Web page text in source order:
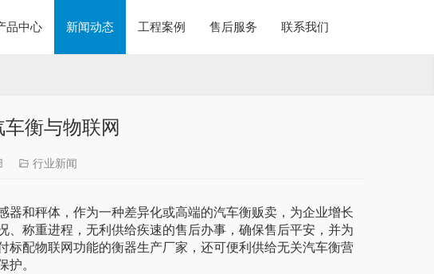
品中心 新闻动态 工程案例 售后服务 联系我们
衡与物联网
行业新闻
和秤体，作为一种差异化或高端的汽车衡贩卖，为企业增长
称重进程，无利供给疾速的售后办事，确保售后平安，并为
配物联网功能的衡器生产厂家，还可便利供给无关汽车衡营
。